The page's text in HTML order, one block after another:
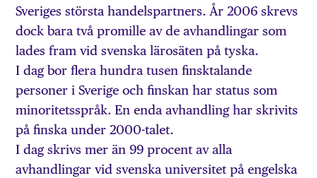
Sveriges största handelspartners. År 2006 skrevs
dock bara två promille av de avhandlingar som
lades fram vid svenska lärosäten på tyska.
I dag bor flera hundra tusen finsktalande
personer i Sverige och finskan har status som
minoritetsspråk. En enda avhandling har skrivits
på finska under 2000-talet.
I dag skrivs mer än 99 procent av alla
avhandlingar vid svenska universitet på engelska